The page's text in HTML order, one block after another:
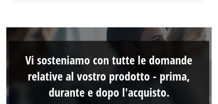
Vi sosteniamo con tutte le domande
relative al vostro prodotto - prima,
durante e dopo l'acquisto.